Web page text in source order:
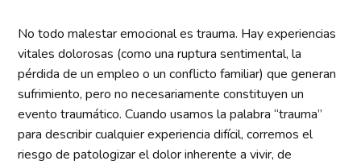
No todo malestar emocional es trauma. Hay experiencias
vitales dolorosas (como una ruptura sentimental, la
pérdida de un empleo o un conflicto familiar) que generan
sufrimiento, pero no necesariamente constituyen un
evento traumático. Cuando usamos la palabra “trauma”
para describir cualquier experiencia difícil, corremos el
riesgo de patologizar el dolor inherente a vivir, de